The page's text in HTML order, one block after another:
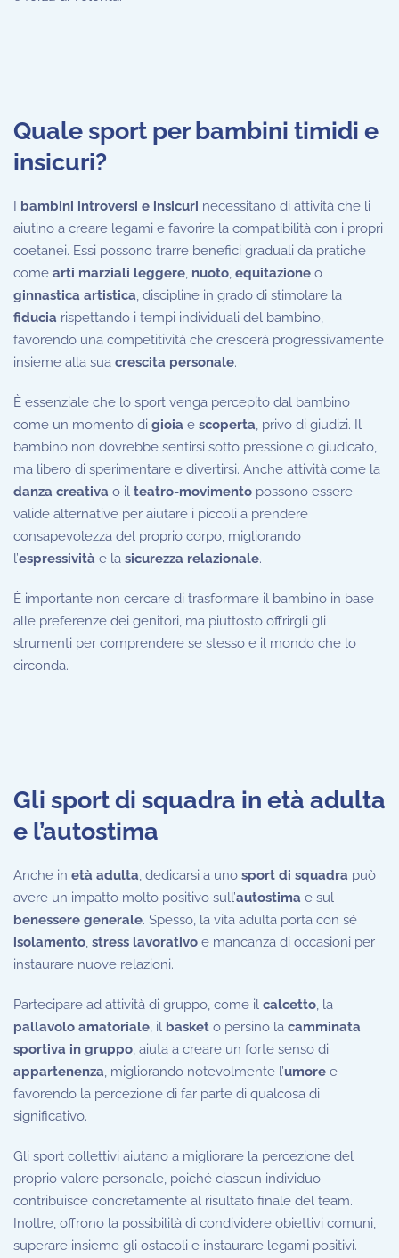
Quale sport per bambini timidi e
insicuri?
bambini introversi e insicuri necessitano di attività che li
aiutino a creare legami e favorire la compatibilità con i propri
coetanei. Essi possono trarre benefici graduali da pratiche
come arti marziali leggere, nuoto, equitazione o
ginnastica artistica, discipline in grado di stimolare la
fiducia rispettando i tempi individuali del bambino,
favorendo una competitività che crescerà progressivamente
insieme alla sua crescita personale.
È essenziale che lo sport venga percepito dal bambino
come un momento di gioia e scoperta, privo di giudizi. Il
bambino non dovrebbe sentirsi sotto pressione o giudicato,
ma libero di sperimentare e divertirsi. Anche attività come la
danza creativa o il teatro-movimento possono essere
valide alternative per aiutare i piccoli a prendere
consapevolezza del proprio corpo, migliorando
l’espressività e la sicurezza relazionale.
È importante non cercare di trasformare il bambino in base
alle preferenze dei genitori, ma piuttosto offrirgli gli
strumenti per comprendere se stesso e il mondo che lo
circonda.
Gli sport di squadra in età adulta
e l’autostima
Anche in età adulta, dedicarsi a uno sport di squadra può
avere un impatto molto positivo sull’autostima e sul
benessere generale. Spesso, la vita adulta porta con sé
isolamento, stress lavorativo e mancanza di occasioni per
instaurare nuove relazioni.
Partecipare ad attività di gruppo, come il calcetto, la
pallavolo amatoriale, il basket o persino la camminata
sportiva in gruppo, aiuta a creare un forte senso di
appartenenza, migliorando notevolmente l’umore e
favorendo la percezione di far parte di qualcosa di
significativo.
Gli sport collettivi aiutano a migliorare la percezione del
proprio valore personale, poiché ciascun individuo
contribuisce concretamente al risultato finale del team.
Inoltre, offrono la possibilità di condividere obiettivi comuni,
superare insieme gli ostacoli e instaurare legami positivi.